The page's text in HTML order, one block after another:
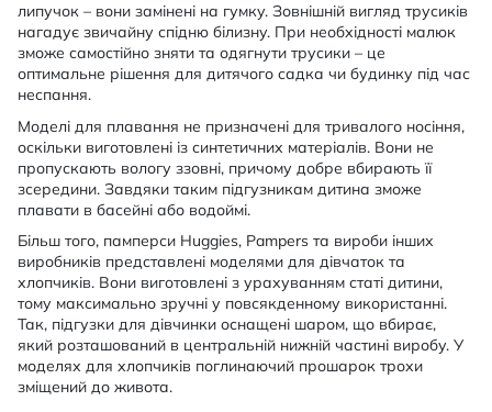
липучок – вони замінені на гумку. Зовнішній вигляд трусиків
нагадує звичайну спідню білизну. При необхідності малюк
зможе самостійно зняти та одягнути трусики – це
оптимальне рішення для дитячого садка чи будинку під час
неспання.
Моделі для плавання не призначені для тривалого носіння,
оскільки виготовлені із синтетичних матеріалів. Вони не
пропускають вологу ззовні, причому добре вбирають її
зсередини. Завдяки таким підгузникам дитина зможе
плавати в басейні або водоймі.
Більш того, памперси Huggies, Pampers та вироби інших
виробників представлені моделями для дівчаток та
хлопчиків. Вони виготовлені з урахуванням статі дитини,
тому максимально зручні у повсякденному використанні.
Так, підгузки для дівчинки оснащені шаром, що вбирає,
який розташований в центральній нижній частині виробу. У
моделях для хлопчиків поглинаючий прошарок трохи
зміщений до живота.